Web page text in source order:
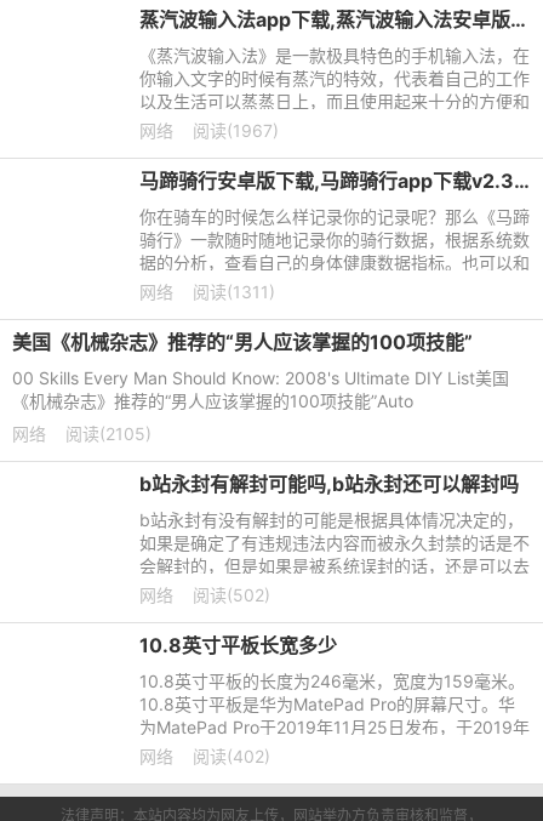
蒸汽波输入法app下载,蒸汽波输入法安卓版下载v1.0
《蒸汽波输入法》是一款极具特色的手机输入法，在
你输入文字的时候有蒸汽的特效，代表着自己的工作
以及生活可以蒸蒸日上，而且使用起来十分的方便和
有特色，还有许许多多的小功能等待着大家的发掘，
网络 阅读(1967)
马蹄骑行安卓版下载,马蹄骑行app下载v2.3.0
你在骑车的时候怎么样记录你的记录呢？那么《马蹄
骑行》一款随时随地记录你的骑行数据，根据系统数
据的分析，查看自己的身体健康数据指标。也可以和
好友进行分享你的数据，还可以自己自由的设置训练
网络 阅读(1311)
美国《机械杂志》推荐的“男人应该掌握的100项技能”
00 Skills Every Man Should Know: 2008's Ultimate DIY List美国
《机械杂志》推荐的“男人应该掌握的100项技能”Auto
网络
阅读(2105)
b站永封有解封可能吗,b站永封还可以解封吗
b站永封有没有解封的可能是根据具体情况决定的，
如果是确定了有违规违法内容而被永久封禁的话是不
会解封的，但是如果是被系统误封的话，还是可以去
联系B站的客服进行解除的。
网络 阅读(502)
10.8英寸平板长宽多少
10.8英寸平板的长度为246毫米，宽度为159毫米。
10.8英寸平板是华为MatePad Pro的屏幕尺寸。华
为MatePad Pro于2019年11月25日发布，于2019年
12月12日开售。
网络 阅读(402)
法律声明：本站内容均为网友上传，网站举办方负责审核和监督，